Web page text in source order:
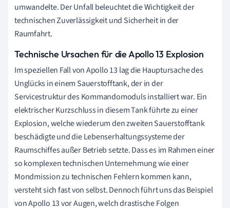
umwandelte. Der Unfall beleuchtet die Wichtigkeit der
technischen Zuverlässigkeit und Sicherheit in der
Raumfahrt.
Technische Ursachen für die Apollo 13 Explosion
Im speziellen Fall von Apollo 13 lag die Hauptursache des
Unglücks in einem Sauerstofftank, der in der
Servicestruktur des Kommandomoduls installiert war. Ein
elektrischer Kurzschluss in diesem Tank führte zu einer
Explosion, welche wiederum den zweiten Sauerstofftank
beschädigte und die Lebenserhaltungssysteme der
Raumschiffes außer Betrieb setzte. Dass es im Rahmen einer
so komplexen technischen Unternehmung wie einer
Mondmission zu technischen Fehlern kommen kann,
versteht sich fast von selbst. Dennoch führt uns das Beispiel
von Apollo 13 vor Augen, welch drastische Folgen